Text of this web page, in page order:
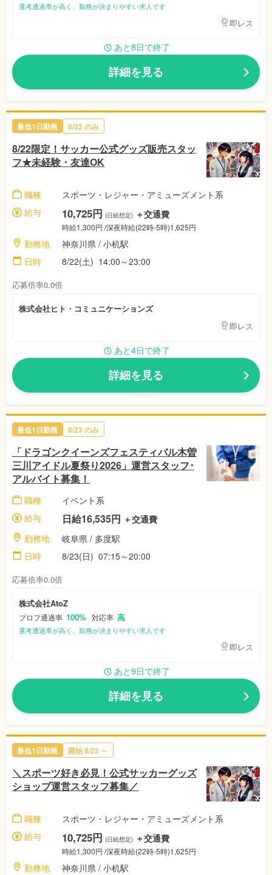
選考通過率が高く、勤務が決まりやすい求人です
即レス
あと8日で終了
詳細を見る
最低1日勤務 8/22のみ
8/22限定！サッカー公式グッズ販売スタッ
フ★未経験・友達OK
職種
スポーツ・レジャー・アミューズメント系
給与
10,725円 (日給想定) ＋交通費
時給1,300円 /深夜時給(22時-5時)1,625円
勤務地 神奈川県 / 小机駅
日時
8/22(土) 14:00～23:00
応募倍率0.0倍
株式会社ヒト・コミュニケーションズ
即レス
あと4日で終了
詳細を見る
最低1日勤務 8/23 のみ
「ドラゴンクイーンズフェスティバル木曽
三川アイドル夏祭り2026」運営スタッフ･
アルバイト募集！
職種
イベント系
給与
日給16,535円 ＋交通費
勤務地
岐阜県 / 多度駅
日時
8/23(日) 07:15～20:00
応募倍率0.0倍
株式会社AtoZ
プロフ通過率 100% 対応率 高
選考通過率が高く、勤務が決まりやすい求人です
即レス
あと9日で終了
詳細を見る
最低1日勤務 開始8/22 ～
＼スポーツ好き必見！公式サッカーグッズ
ショップ運営スタッフ募集／
職種
スポーツ・レジャー・アミューズメント系
給与
10,725円 (日給想定) ＋交通費
時給1,300円 /深夜時給(22時-5時)1,625円
勤務地 神奈川県 / 小机駅